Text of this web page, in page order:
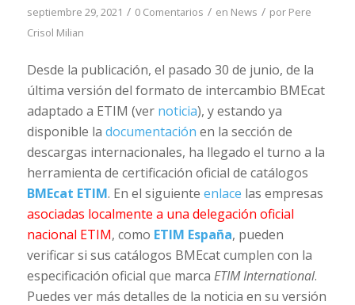
septiembre 29, 2021 / 0 Comentarios / en News / por Pere
Crisol Milian
Desde la publicación, el pasado 30 de junio, de la
última versión del formato de intercambio BMEcat
adaptado a ETIM (ver noticia), y estando ya
disponible la documentación en la sección de
descargas internacionales, ha llegado el turno a la
herramienta de certificación oficial de catálogos
BMEcat ETIM. En el siguiente enlace las empresas
asociadas localmente a una delegación oficial
nacional ETIM, como ETIM España, pueden
verificar si sus catálogos BMEcat cumplen con la
especificación oficial que marca ETIM International.
Puedes ver más detalles de la noticia en su versión